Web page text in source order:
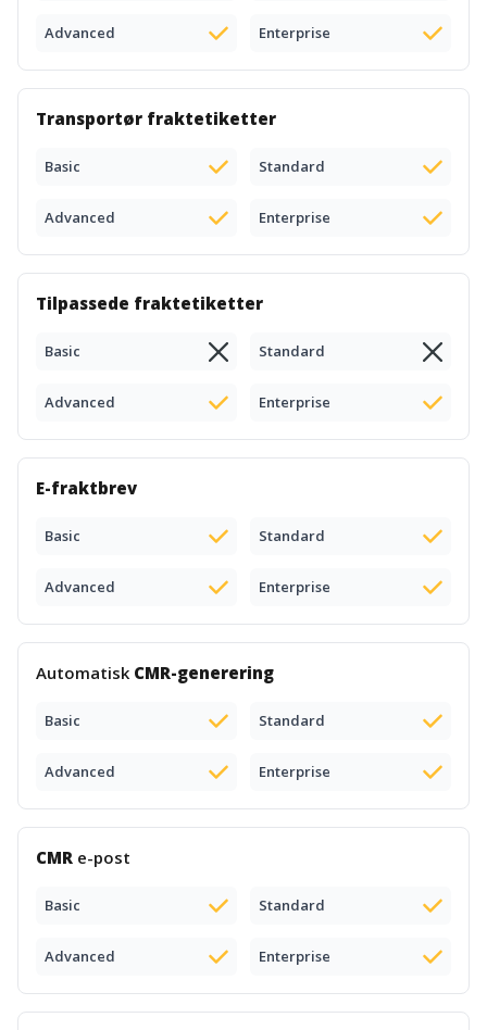
Advanced Enterprise
Transportør fraktetiketter
Basic Standard
Advanced Enterprise
Tilpassede fraktetiketter
Basic Standard
Advanced Enterprise
E-fraktbrev
Basic Standard
Advanced Enterprise
Automatisk CMR-generering
Basic Standard
Advanced Enterprise
CMR e-post
Basic Standard
Advanced Enterprise